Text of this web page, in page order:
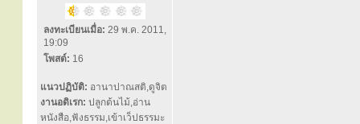
ลงทะเบียนเมื่อ: 29 พ.ค. 2011,
19:09
โพสต์: 16
แนวปฏิบัติ: อานาปาณสติ,ดูจิต
งานอดิเรก: ปลูกต้นไม้,อ่าน
หนังสือ,ฟังธรรม,เข้าเว็ปธรรมะ